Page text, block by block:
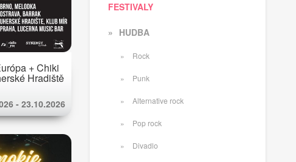
+ Chiki
Hradiště
- 23.10.2026
FESTIVALY
HUDBA
Rock
Punk
Alternative rock
Pop rock
Divadlo